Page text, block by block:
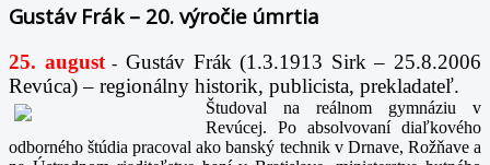
Gustáv Frák – 20. výročie úmrtia
25. august- Gustáv Frák (1.3.1913 Sirk – 25.8.2006
Revúca) – regionálny historik, publicista, prekladateľ.
Študoval na reálnom gymnáziu v
Revúcej. Po absolvovaní diaľkového
odborného štúdia pracoval ako banský technik v Drnave, Rožňave a